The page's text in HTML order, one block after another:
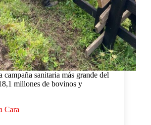
campaña sanitaria más grande del
millones de bovinos y
Cara